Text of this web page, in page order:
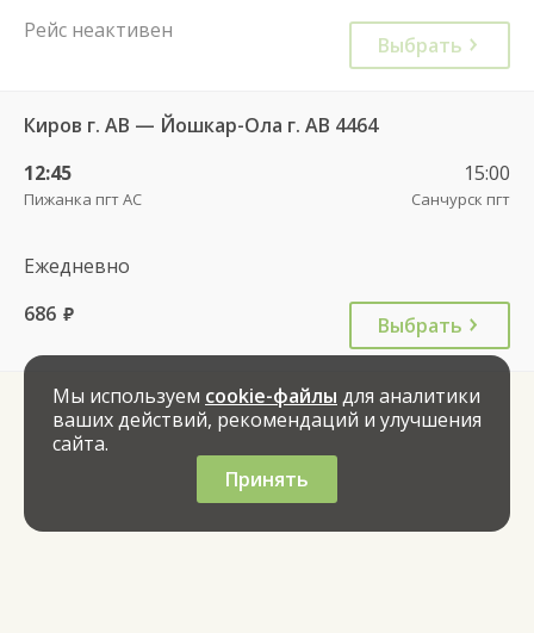
Рейс неактивен
Выбрать
Киров г. АВ — Йошкар-Ола г. АВ 4464
12:45
Пижанка пгт АС
15:00
Санчурск пгт
Ежедневно
686 руб. Выбрать
Мы используем cookie-файлы для аналитики
ваших действий, рекомендаций и улучшения
сайта.
Принять